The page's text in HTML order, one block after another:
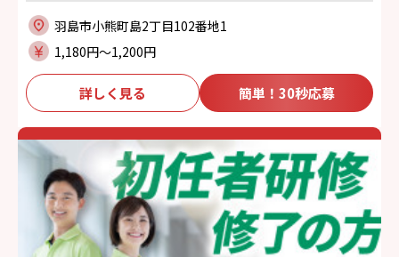
羽島市小熊町島2丁目102番地1
1,180円〜1,200円
詳しく見る 簡単！30秒応募